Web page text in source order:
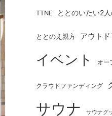
TTNE ととのいたい2
ととのえ親方 アウトド
イベント オー
クラウドファンディング
サウナ サウナグ